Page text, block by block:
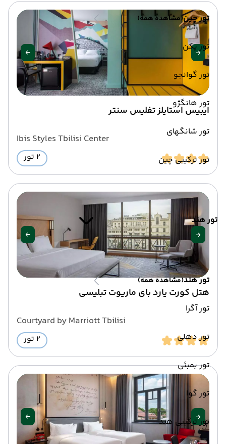
تور چین(مشاهده همه)
تور پکن
تور گوانجو
تور هانگژو
تور شانگهای
تور ترکیبی چین
تور هند
تور هند(مشاهده همه)
تور آگرا
تور دهلی
تور بمبئی
تور گوا
تور ترکیبی هند
ایبیس استایلز تفلیس سنتر
Ibis Styles Tbilisi Center
2 تور
هتل کورت یارد بای ماریوت تبلیسی
Courtyard by Marriott Tbilisi
2 تور